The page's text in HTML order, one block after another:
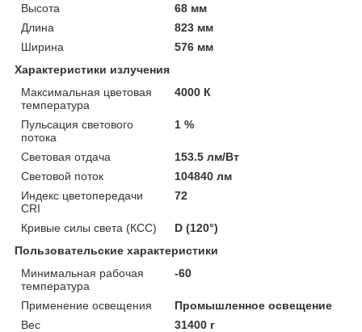
Высота
68 мм
Длина
823 мм
Ширина
576 мм
Характеристики излучения
Максимальная цветовая
температура
4000 К
Пульсация светового
потока
1 %
Световая отдача
153.5 лм/Вт
Световой поток
104840 лм
Индекс цветопередачи
CRI
72
Кривые силы света (КСС)
D (120°)
Пользовательские характеристики
Минимальная рабочая
температура
-60
Применение освещения
Промышленное освещение
Вес
31400 г